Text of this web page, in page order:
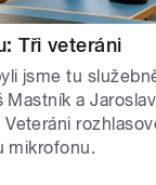
Tři veteráni
jsme tu
Mastník a Jaroslav
mikrofonu.